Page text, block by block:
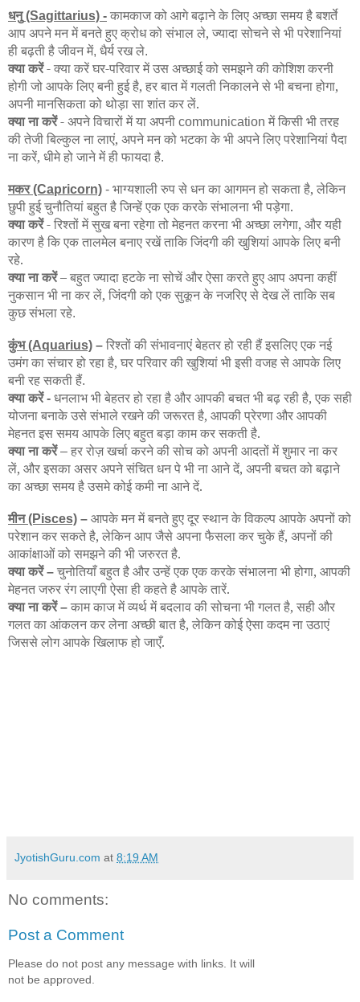
धनु (Sagittarius) - कामकाज को आगे बढ़ाने के लिए अच्छा समय है बशर्ते
आप अपने मन में बनते हुए क्रोध को संभाल ले, ज्यादा सोचने से भी परेशानियां
ही बढ़ती है जीवन में, धैर्य रख ले.
क्या करें- क्या करें घर-परिवार में उस अच्छाई को समझने की कोशिश करनी
होगी जो आपके लिए बनी हुई है, हर बात में गलती निकालने से भी बचना होगा,
अपनी मानसिकता को थोड़ा सा शांत कर लें.
क्या ना करें- अपने विचारों में या अपनी communication में किसी भी तरह
की तेजी बिल्कुल ना लाएं, अपने मन को भटका के भी अपने लिए परेशानियां पैदा
ना करें, धीमे हो जाने में ही फायदा है.
मकर(Capricorn) - भाग्यशाली रुप से धन का आगमन हो सकता है, लेकिन
छुपी हुई चुनौतियां बहुत है जिन्हें एक एक करके संभालना भी पड़ेगा.
क्या करें- रिश्तों में सुख बना रहेगा तो मेहनत करना भी अच्छा लगेगा, और यही
कारण है कि एक तालमेल बनाए रखें ताकि जिंदगी की खुशियां आपके लिए बनी
रहे.
क्या ना करें– बहुत ज्यादा हटके ना सोचें और ऐसा करते हुए आप अपना कहीं
नुकसान भी ना कर लें, जिंदगी को एक सुकून के नजरिए से देख लें ताकि सब
कुछ संभला रहे.
कुंभ(Aquarius) – रिश्तों की संभावनाएं बेहतर हो रही हैं इसलिए एक नई
उमंग का संचार हो रहा है, घर परिवार की खुशियां भी इसी वजह से आपके लिए
बनी रह सकती हैं.
क्या करें- धनलाभ भी बेहतर हो रहा है और आपकी बचत भी बढ़ रही है, एक सही
योजना बनाके उसे संभाले रखने की जरूरत है, आपकी प्रेरणा और आपकी
मेहनत इस समय आपके लिए बहुत बड़ा काम कर सकती है.
क्या ना करें – हर रोज़ खर्चा करने की सोच को अपनी आदतों में शुमार ना कर
लें, और इसका असर अपने संचित धन पे भी ना आने दें, अपनी बचत को बढ़ाने
का अच्छा समय है उसमे कोई कमी ना आने दें.
मीन(Pisces) – आपके मन में बनते हुए दूर स्थान के विकल्प आपके अपनों को
परेशान कर सकते है, लेकिन आप जैसे अपना फैसला कर चुके हैं, अपनों की
आकांक्षाओं को समझने की भी जरुरत है.
क्या करें – चुनोतियाँ बहुत है और उन्हें एक एक करके संभालना भी होगा, आपकी
मेहनत जरुर रंग लाएगी ऐसा ही कहते है आपके तारें.
क्या ना करें – काम काज में व्यर्थ में बदलाव की सोचना भी गलत है, सही और
गलत का आंकलन कर लेना अच्छी बात है, लेकिन कोई ऐसा कदम ना उठाएं
जिससे लोग आपके खिलाफ हो जाएँ.
JyotishGuru.com at 8:19 AM
No comments:
Post a Comment
Please do not post any message with links. It will
not be approved.